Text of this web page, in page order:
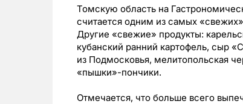
Томскую область на
считается одним из самых
Другие «свежие» продукты:
кубанский ранний картофель, сыр
из Подмосковья, мелитопольская
«пышки»-пончики.
Отмечается, что больше всего